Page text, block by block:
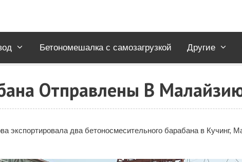
Бетономешалка с самозагрузкой Другие
Отправлены В
экспортировала два бетоносмесительного барабана в Кучинг,